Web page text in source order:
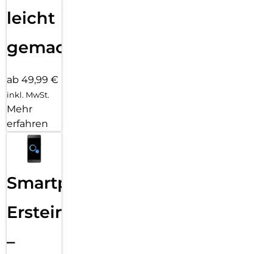
leicht
gemacht!
ab 49,99 €
inkl. MwSt.
Mehr
erfahren
Smartphone
Ersteinrichtung
–